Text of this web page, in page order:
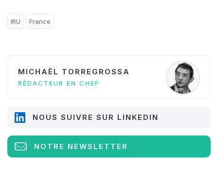
IRU France
MICHAËL TORREGROSSA
RÉDACTEUR EN CHEF
NOUS SUIVRE SUR LINKEDIN
NOTRE NEWSLETTER